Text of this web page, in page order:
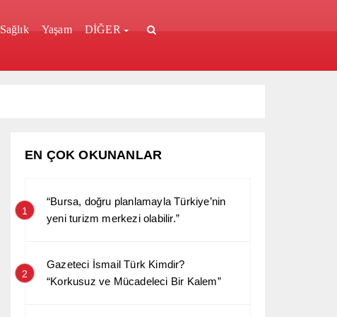
Sağlık Yaşam DİĞER
EN ÇOK OKUNANLAR
1
“Bursa, doğru planlamayla Türkiye’nin
yeni turizm merkezi olabilir.”
2
Gazeteci İsmail Türk Kimdir?
“Korkusuz ve Mücadeleci Bir Kalem”